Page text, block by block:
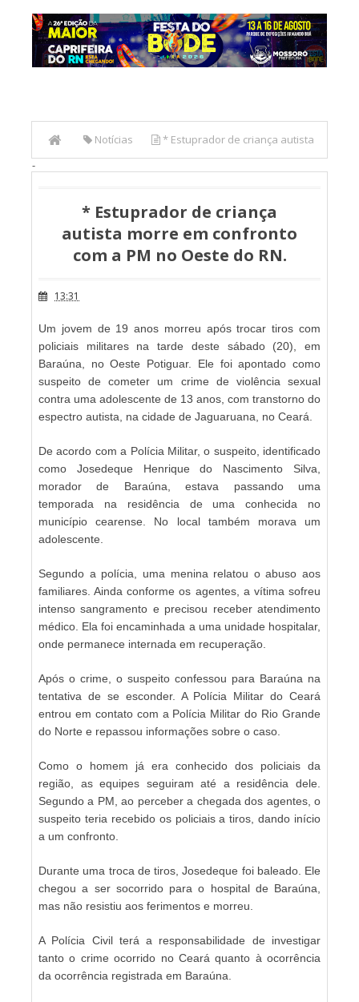
Notícias * Estuprador de criança autista
morre em confronto com a PM no Oeste do RN.
-
* Estuprador de criança
autista morre em confronto
com a PM no Oeste do RN.
13:31
Um jovem de 19 anos morreu após trocar tiros com
policiais militares na tarde deste sábado (20), em
Baraúna, no Oeste Potiguar. Ele foi apontado como
suspeito de cometer um crime de violência sexual
contra uma adolescente de 13 anos, com transtorno do
espectro autista, na cidade de Jaguaruana, no Ceará.
De acordo com a Polícia Militar, o suspeito, identificado
como Josedeque Henrique do Nascimento Silva,
morador de Baraúna, estava passando uma
temporada na residência de uma conhecida no
município cearense. No local também morava um
adolescente.
Segundo a polícia, uma menina relatou o abuso aos
familiares. Ainda conforme os agentes, a vítima sofreu
intenso sangramento e precisou receber atendimento
médico. Ela foi encaminhada a uma unidade hospitalar,
onde permanece internada em recuperação.
Após o crime, o suspeito confessou para Baraúna na
tentativa de se esconder. A Polícia Militar do Ceará
entrou em contato com a Polícia Militar do Rio Grande
do Norte e repassou informações sobre o caso.
Como o homem já era conhecido dos policiais da
região, as equipes seguiram até a residência dele.
Segundo a PM, ao perceber a chegada dos agentes, o
suspeito teria recebido os policiais a tiros, dando início
a um confronto.
Durante uma troca de tiros, Josedeque foi baleado. Ele
chegou a ser socorrido para o hospital de Baraúna,
mas não resistiu aos ferimentos e morreu.
A Polícia Civil terá a responsabilidade de investigar
tanto o crime ocorrido no Ceará quanto à ocorrência
da ocorrência registrada em Baraúna.